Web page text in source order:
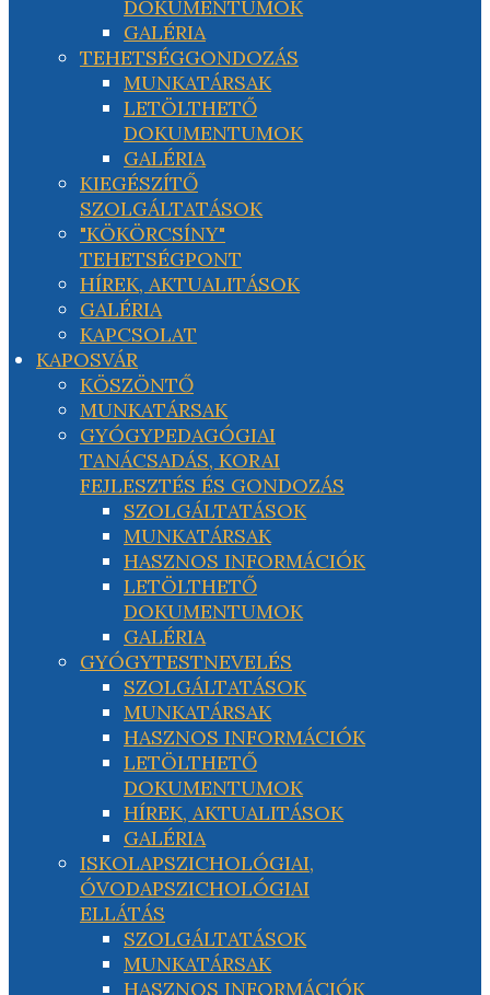
DOKUMENTUMOK
GALÉRIA
TEHETSÉGGONDOZÁS
MUNKATÁRSAK
LETÖLTHETŐ
DOKUMENTUMOK
GALÉRIA
KIEGÉSZÍTŐ
SZOLGÁLTATÁSOK
"KÖKÖRCSÍNY"
TEHETSÉGPONT
HÍREK, AKTUALITÁSOK
GALÉRIA
KAPCSOLAT
KAPOSVÁR
KÖSZÖNTŐ
MUNKATÁRSAK
GYÓGYPEDAGÓGIAI
TANÁCSADÁS, KORAI
FEJLESZTÉS ÉS GONDOZÁS
SZOLGÁLTATÁSOK
MUNKATÁRSAK
HASZNOS INFORMÁCIÓK
LETÖLTHETŐ
DOKUMENTUMOK
GALÉRIA
GYÓGYTESTNEVELÉS
SZOLGÁLTATÁSOK
MUNKATÁRSAK
HASZNOS INFORMÁCIÓK
LETÖLTHETŐ
DOKUMENTUMOK
HÍREK, AKTUALITÁSOK
GALÉRIA
ISKOLAPSZICHOLÓGIAI,
ÓVODAPSZICHOLÓGIAI
ELLÁTÁS
SZOLGÁLTATÁSOK
MUNKATÁRSAK
HASZNOS INFORMÁCIÓK